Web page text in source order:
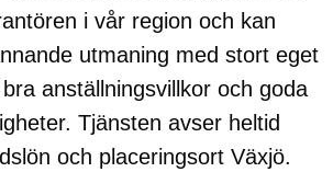
i vår region och kan
utmaning med stort eget
anställningsvillkor och goda
Tjänsten avser heltid
och placeringsort Växjö.